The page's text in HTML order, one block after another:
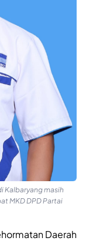
Kalbaryang masih
MKD DPD Partai
Daerah